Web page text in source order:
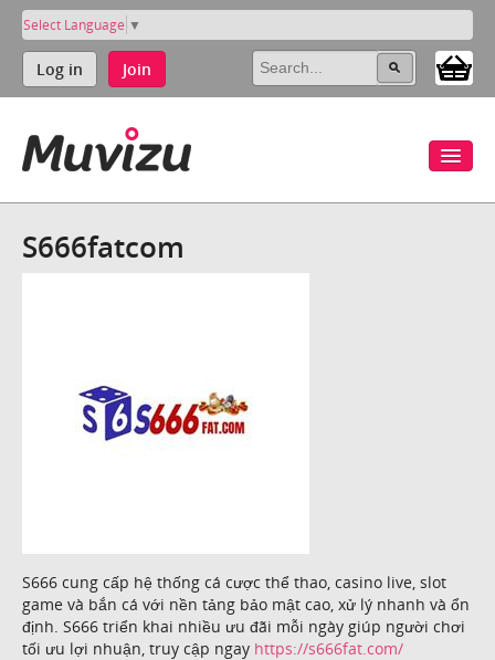
Select Language ▼
Log in Join
S666fatcom
S666 cung cấp hệ thống cá cược thể thao, casino live, slot
game và bắn cá với nền tảng bảo mật cao, xử lý nhanh và ổn
định. S666 triển khai nhiều ưu đãi mỗi ngày giúp người chơi
tối ưu lợi nhuận, truy cập ngay https://s666fat.com/